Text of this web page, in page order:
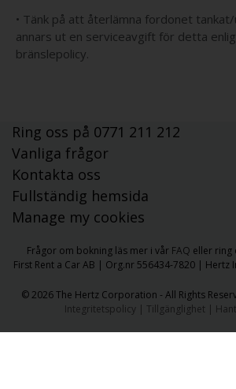
• Tänk på att återlämna fordonet
annars ut en serviceavgift för detta
bränslepolicy.
Ring oss på 0771 211 212
Vanliga frågor
Kontakta oss
Fullständig hemsida
Manage my cookies
Frågor om bokning läs mer i vår FAQ eller ring
First Rent a Car AB | Org.nr 556434-7820 | Hertz
​​© 2026 The Hertz Corporation - All Rights
Integritetspolicy| Tillgänglighet |